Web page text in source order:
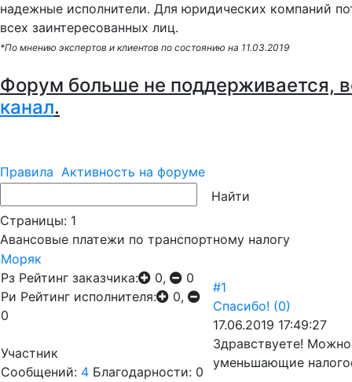
надежные исполнители. Для юридических компаний
всех заинтересованных лиц.
*По мнению экспертов и клиентов по состоянию на 11.03.2019
Форум больше не поддерживается,
канал.
Правила Активность на форуме
Страницы: 1
Авансовые платежи по транспортному налогу
Моряк
Рз Рейтинг заказчика: 0,
0
Ри Рейтинг исполнителя:
0,
0
Участник
Сообщений: 4 Благодарности: 0
#1
Спасибо! (0)
17.06.2019 17:49:27
Здравствуете!
уменьшающие